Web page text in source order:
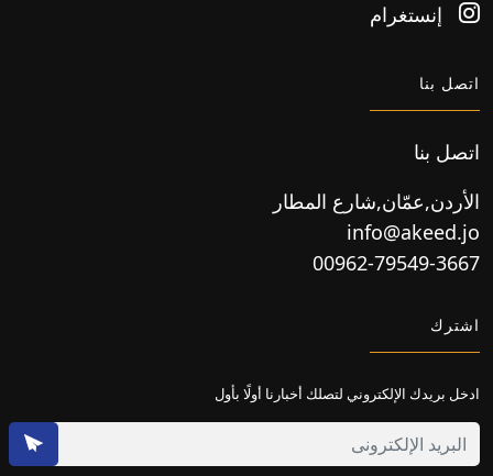
إنستغرام
اتصل بنا
اتصل بنا
الأردن,عمّان,شارع المطار
info@akeed.jo
00962-79549-3667
اشترك
ادخل بريدك الإلكتروني لتصلك أخبارنا أولًا بأول